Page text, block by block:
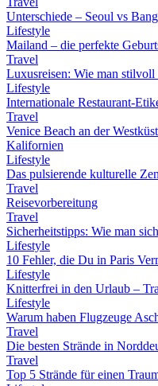
Unterschiede – Seoul vs
Lifestyle
Mailand – die perfekte
Travel
Luxusreisen: Wie man stilvoll
Lifestyle
Internationale Restaurant-
Travel
Venice Beach an der
Kalifornien
Lifestyle
Das pulsierende kulturelle
Travel
Reisevorbereitung
Travel
Sicherheitstipps: Wie man
Lifestyle
10 Fehler, die Du in Paris
Lifestyle
Knitterfrei in den Urlaub –
Lifestyle
Warum haben Flugzeuge
Travel
Die besten Strände in
Travel
Top 5 Strände für einen